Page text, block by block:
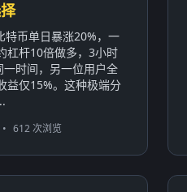
特币单日暴涨20%，一
杠杆10倍做多，3小时
时间，另一位用户全
益仅15%。这种极端分
• 612 次浏览